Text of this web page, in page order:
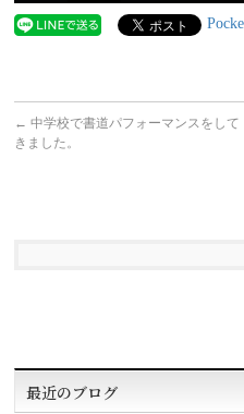
← 中学校で書道パフォーマンスをして
きました。
最近のブログ